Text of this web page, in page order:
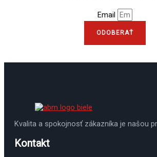
Email
ODOBERAŤ
Kvalita a spokojnosť zákazníka je našou
Kontakt